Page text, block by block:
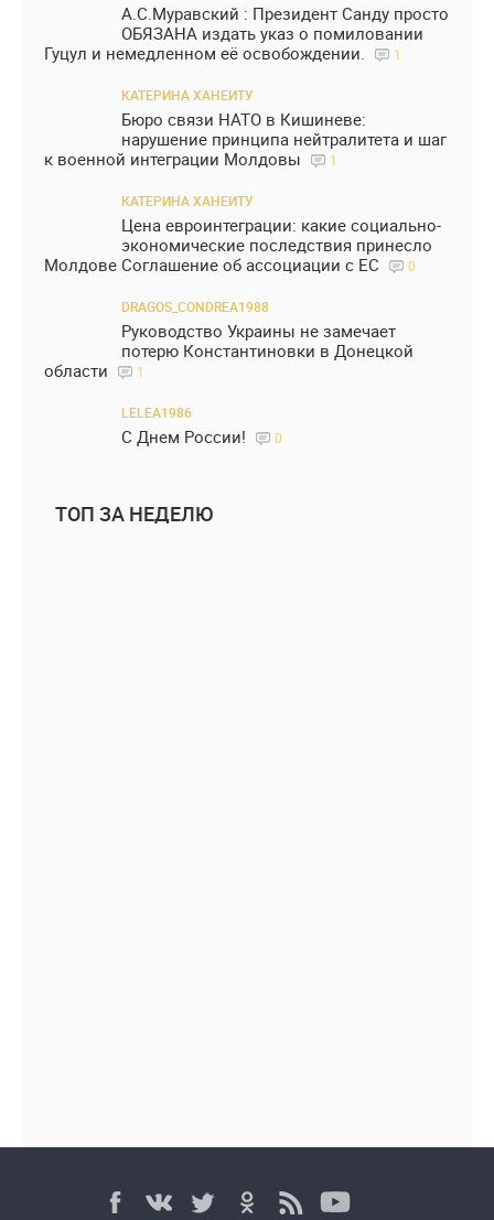
А.С.Муравский : Президент Санду просто
ОБЯЗАНА издать указ о помиловании
Гуцул и немедленном её освобождении.
1
КАТЕРИНА ХАНЕИТУ
Бюро связи НАТО в Кишиневе:
нарушение принципа нейтралитета и шаг
к военной интеграции Молдовы
1
КАТЕРИНА ХАНЕИТУ
Цена евроинтеграции: какие социально-
экономические последствия принесло
Молдове Соглашение об ассоциации с ЕС
0
DRAGOS_CONDREA1988
Руководство Украины не замечает
потерю Константиновки в Донецкой
области
1
LELEA1986
С Днем России! 0
ТОП ЗА НЕДЕЛЮ